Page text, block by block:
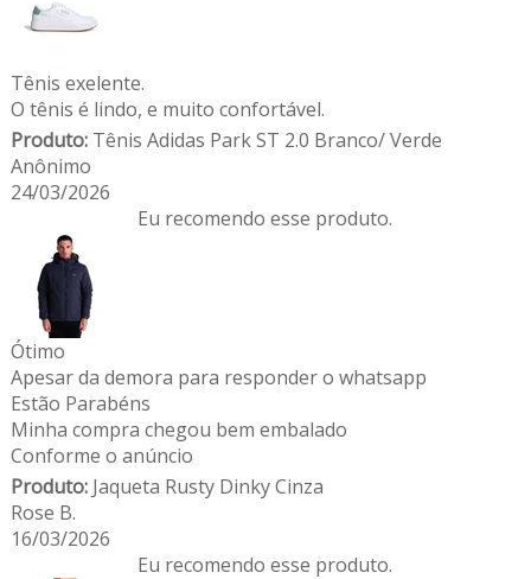
Tênis exelente.
O tênis é lindo, e muito confortável.
Produto:Tênis Adidas Park ST 2.0 Branco/ Verde
Anônimo
24/03/2026
Eu recomendo esse produto.
Ótimo
Apesar da demora para responder o whatsapp
Estão Parabéns
Minha compra chegou bem embalado
Conforme o anúncio
Produto:Jaqueta Rusty Dinky Cinza
Rose B.
16/03/2026
Eu recomendo esse produto.